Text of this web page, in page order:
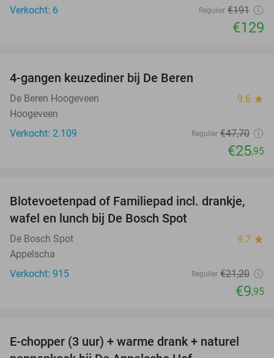
Verkocht: 6
Regulier €191
€129
4-gangen keuzediner bij De Beren
De Beren Hoogeveen 9.6 star
Hoogeveen
Verkocht: 2.109
Regulier €47,70
€25,95
53%
Blotevoetenpad of Familiepad incl. drankje,
wafel en lunch bij De Bosch Spot
De Bosch Spot 9.7 star
Appelscha
Verkocht: 915
Regulier €21,20
€9,95
40%
E-chopper (3 uur) + warme drank + naturel